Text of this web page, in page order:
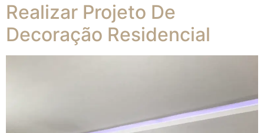
Realizar Projeto De
Decoração Residencial